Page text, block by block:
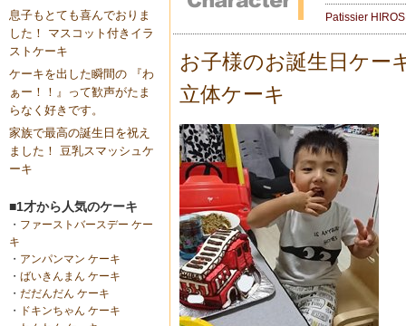
息子もとても喜んでおりま
した！ マスコット付きイラ
ストケーキ
ケーキを出した瞬間の 『わ
ぁー！！』って歓声がたま
らなく好きです。
家族で最高の誕生日を祝え
ました！ 豆乳スマッシュケ
ーキ
■1才から人気のケーキ
・ ファーストバースデー ケー
キ
・ アンパンマン ケーキ
・ ばいきんまん ケーキ
・ だだんだん ケーキ
・
ドキンちゃん ケーキ
Patissier
お子様のお誕生日ケー
立体ケーキ